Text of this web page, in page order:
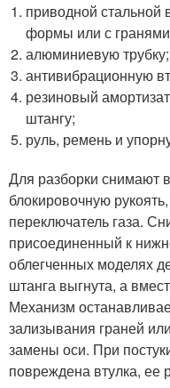
приводной стальной
формы или с
алюминиевую трубку;
антивибрационную
резиновый
штангу;
руль, ремень и
Для разборки снимают
блокировочную
переключатель газа.
присоединенный к
облегченных моделях
штанга выгнута, а
Механизм
зализывания граней
замены оси. При
повреждена втулка, ее